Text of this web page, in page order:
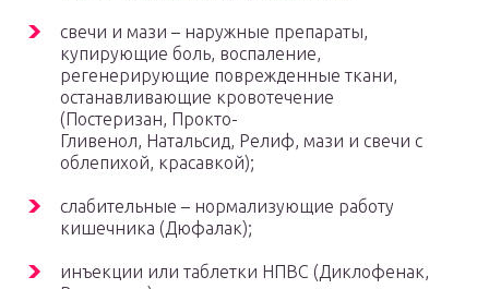
свечи и мази – наружные препараты,
купирующие боль, воспаление,
регенерирующие поврежденные ткани,
останавливающие кровотечение
(Постеризан, Прокто-
Гливенол, Натальсид, Релиф, мази и свечи с
облепихой, красавкой);
слабительные – нормализующие работу
кишечника (Дюфалак);
инъекции или таблетки НПВС (Диклофенак,